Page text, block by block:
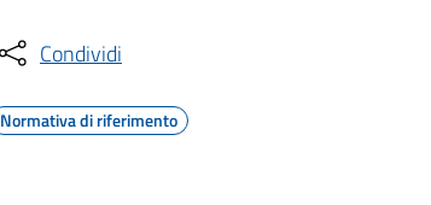
Condividi
Normativa di riferimento